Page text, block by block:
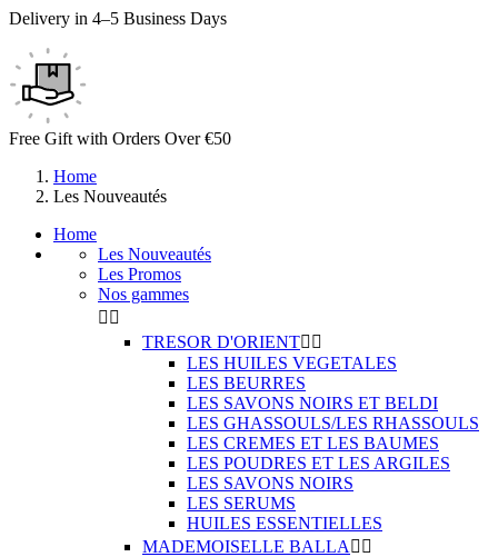
Delivery in 4–5 Business Days
Free Gift with Orders Over €50
Home
Les Nouveautés
Home
Les Nouveautés
Les Promos
Nos gammes
 
TRESOR D'ORIENT 
LES HUILES VEGETALES
LES BEURRES
LES SAVONS NOIRS ET BELDI
LES GHASSOULS/LES RHASSOULS
LES CREMES ET LES BAUMES
LES POUDRES ET LES ARGILES
LES SAVONS NOIRS
LES SERUMS
HUILES ESSENTIELLES
MADEMOISELLE BALLA  